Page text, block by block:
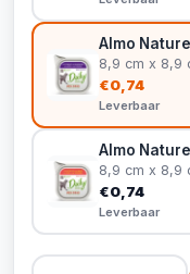
Almo
8,9 cm x 8,9
€0,74
Leverbaar
Almo
8,9 cm x 8,9
€0,74
Leverbaar